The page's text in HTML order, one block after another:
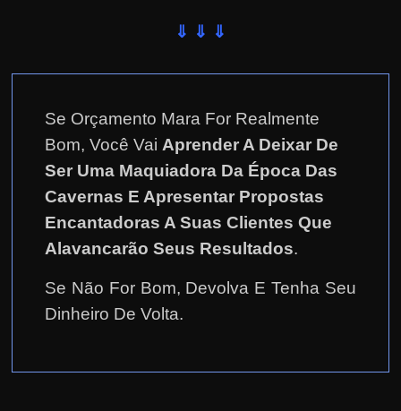
⇓ ⇓ ⇓
Se Orçamento Mara For Realmente
Bom, Você Vai Aprender A Deixar De
Ser Uma Maquiadora Da Época Das
Cavernas E Apresentar Propostas
Encantadoras A Suas Clientes Que
Alavancarão Seus Resultados.
Se Não For Bom, Devolva E Tenha Seu
Dinheiro De Volta.